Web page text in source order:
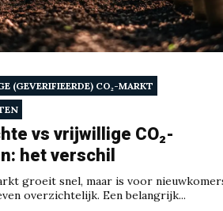
(GEVERIFIEERDE) CO₂-MARKT
vs vrijwillige CO₂-
het verschil
groeit snel, maar is voor
overzichtelijk. Een belangrijk...